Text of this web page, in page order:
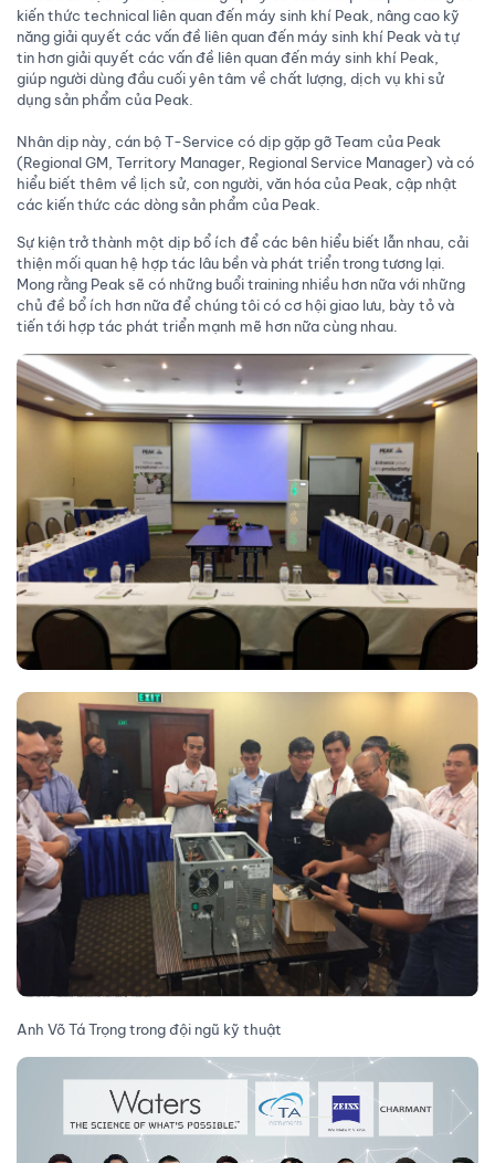
kiến thức technical liên quan đến máy sinh khí Peak, nâng cao kỹ
năng giải quyết các vấn đề liên quan đến máy sinh khí Peak và tự
tin hơn giải quyết các vấn đề liên quan đến máy sinh khí Peak,
giúp người dùng đầu cuối yên tâm về chất lượng, dịch vụ khi sử
dụng sản phẩm của Peak.
Nhân dịp này, cán bộ T-Service có dịp gặp gỡ Team của Peak
(Regional GM, Territory Manager, Regional Service Manager) và có
hiểu biết thêm về lịch sử, con người, văn hóa của Peak, cập nhật
các kiến thức các dòng sản phẩm của Peak.
Sự kiện trở thành một dịp bổ ích để các bên hiểu biết lẫn nhau, cải
thiện mối quan hệ hợp tác lâu bền và phát triển trong tương lại.
Mong rằng Peak sẽ có những buổi training nhiều hơn nữa với những
chủ đề bổ ích hơn nữa để chúng tôi có cơ hội giao lưu, bày tỏ và
tiến tới hợp tác phát triển mạnh mẽ hơn nữa cùng nhau.
Anh Võ Tá Trọng trong đội ngũ kỹ thuật